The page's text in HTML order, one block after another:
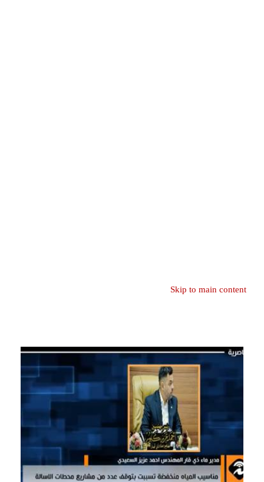
Skip to main content